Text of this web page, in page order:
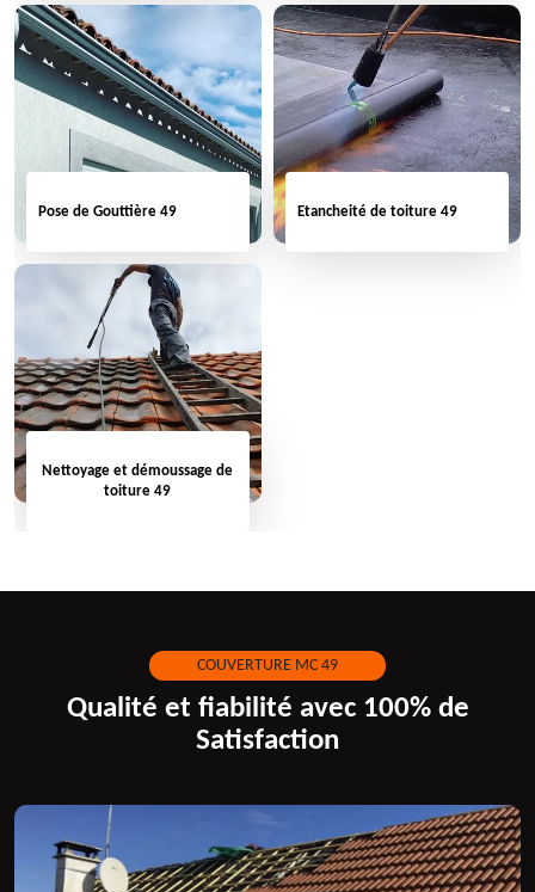
Pose de Gouttière 49 Etancheité de toiture 49
Nettoyage et démoussage de
toiture 49
COUVERTURE MC 49
Qualité et fiabilité avec 100% de
Satisfaction